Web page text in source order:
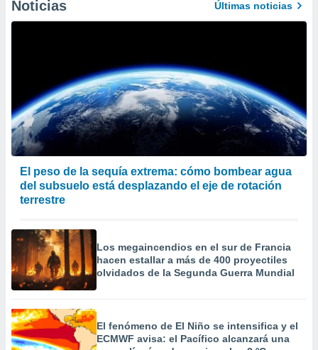
Noticias Últimas noticias
El peso de la sequía extrema: cómo bombear agua
del subsuelo está desplazando el eje de rotación
terrestre
Los megaincendios en el sur de Francia
hacen estallar a más de 400 proyectiles
olvidados de la Segunda Guerra Mundial
El fenómeno de El Niño se intensifica y el
ECMWF avisa: el Pacífico alcanzará una